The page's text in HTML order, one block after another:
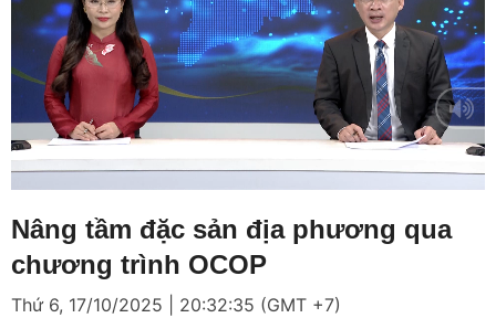
Mute Loaded:
6.58%
Nâng tầm đặc sản địa phương qua
chương trình OCOP
Thứ 6, 17/10/2025 | 20:32:35 (GMT +7)